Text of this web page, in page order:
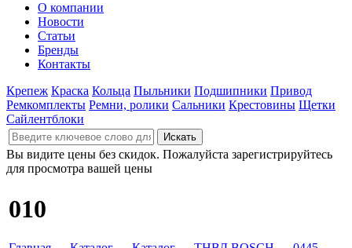
О компании
Новости
Статьи
Бренды
Контакты
Крепеж Краска Кольца Пыльники Подшипники Привод
Ремкомплекты Ремни, ролики Сальники Крестовины Щетки
Сайлентблоки
Вы видите цены без скидок. Пожалуйста зарегистрируйтесь
для просмотра вашей цены
010